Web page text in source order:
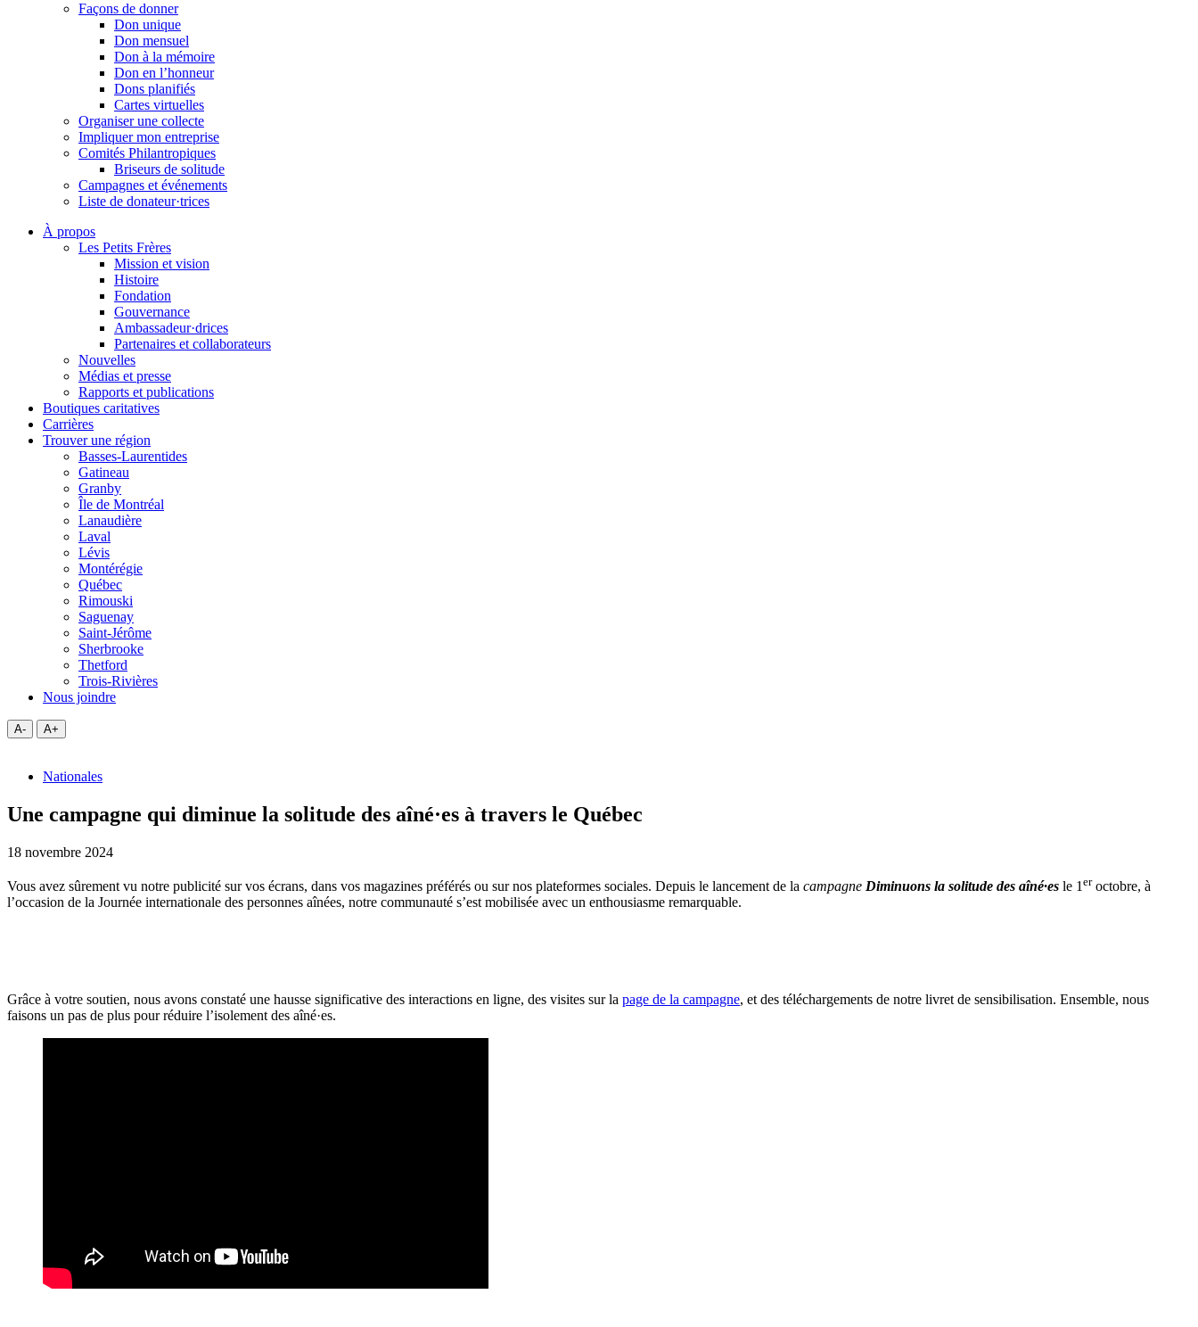
Façons de donner
Don unique
Don mensuel
Don à la mémoire
Don en l’honneur
Dons planifiés
Cartes virtuelles
Organiser une collecte
Impliquer mon entreprise
Comités Philantropiques
Briseurs de solitude
Campagnes et événements
Liste de donateur·trices
À propos
Les Petits Frères
Mission et vision
Histoire
Fondation
Gouvernance
Ambassadeur·drices
Partenaires et collaborateurs
Nouvelles
Médias et presse
Rapports et publications
Boutiques caritatives
Carrières
Trouver une région
Basses-Laurentides
Gatineau
Granby
Île de Montréal
Lanaudière
Laval
Lévis
Montérégie
Québec
Rimouski
Saguenay
Saint-Jérôme
Sherbrooke
Thetford
Trois-Rivières
Nous joindre
A- A+
Nationales
Une campagne qui diminue la solitude des aîné·es à travers le Québec
18 novembre 2024
Vous avez sûrement vu notre publicité sur vos écrans, dans vos magazines préférés ou sur nos plateformes sociales. Depuis le lancement de la campagne Diminuons la solitude des aîné·es le 1 eroctobre, à
l’occasion de la Journée internationale des personnes aînées, notre communauté s’est mobilisée avec un enthousiasme remarquable.
Grâce à votre soutien, nous avons constaté une hausse significative des interactions en ligne, des visites sur la page de la campagne, et des téléchargements de notre livret de sensibilisation. Ensemble, nous
faisons un pas de plus pour réduire l’isolement des aîné·es.